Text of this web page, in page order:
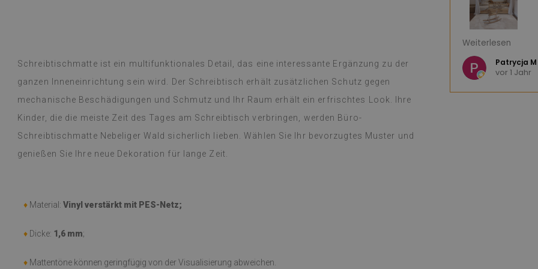
Schreibtischmatte ist ein multifunktionales Detail, das eine interessante Ergänzung zu der
ganzen Inneneinrichtung sein wird. Der Schreibtisch erhält zusätzlichen Schutz gegen
mechanische Beschädigungen und Schmutz und Ihr Raum erhält ein erfrischtes Look. Ihre
Kinder, die die meiste Zeit des Tages am Schreibtisch verbringen, werden Büro-
Schreibtischmatte Nebeliger Wald sicherlich lieben. Wählen Sie Ihr bevorzugtes Muster und
genießen Sie Ihre neue Dekoration für lange Zeit.
♦ Material: Vinyl verstärkt mit PES-Netz;
♦ Dicke: 1,6 mm;
♦ Mattentöne können geringfügig von der Visualisierung abweichen.
innerhalb einer Woche und war, wie
verpackt. Die Anbringung war
Abziehen und Aufkleben ging
Ergebnis ist fantastisch. Ich bin
immer noch erstaunt, was so eine
selbst beim häufigen Kochen auf
die Feiertage) habe ich keinerlei
siehe Original
nur empfehlen :)
(Von Google übersetzt,siehe Original)
Patrycja M
(Von Google
Dominika K
vor 1 Jahr